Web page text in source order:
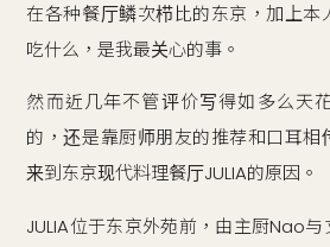
在各种餐厅鳞次栉比的东京，加上本
吃什么，是我最关心的事。
然而近几年不管评价写得如多么天
的，还是靠厨师朋友的推荐和口耳相
来到东京现代料理餐厅JULIA的原因。
JULIA位于东京外苑前，由主厨Nao